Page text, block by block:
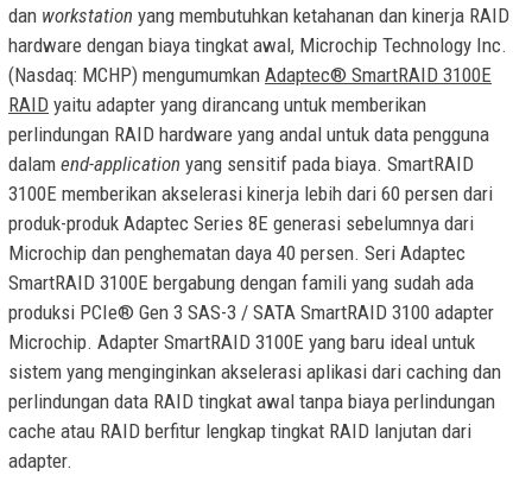
dan workstation yang membutuhkan ketahanan dan kinerja RAID
hardware dengan biaya tingkat awal, Microchip Technology Inc.
(Nasdaq: MCHP) mengumumkan Adaptec® SmartRAID 3100E
RAID yaitu adapter yang dirancang untuk memberikan
perlindungan RAID hardware yang andal untuk data pengguna
dalam end-application yang sensitif pada biaya. SmartRAID
3100E memberikan akselerasi kinerja lebih dari 60 persen dari
produk-produk Adaptec Series 8E generasi sebelumnya dari
Microchip dan penghematan daya 40 persen. Seri Adaptec
SmartRAID 3100E bergabung dengan famili yang sudah ada
produksi PCIe® Gen 3 SAS-3 / SATA SmartRAID 3100 adapter
Microchip. Adapter SmartRAID 3100E yang baru ideal untuk
sistem yang menginginkan akselerasi aplikasi dari caching dan
perlindungan data RAID tingkat awal tanpa biaya perlindungan
cache atau RAID berfitur lengkap tingkat RAID lanjutan dari
adapter.